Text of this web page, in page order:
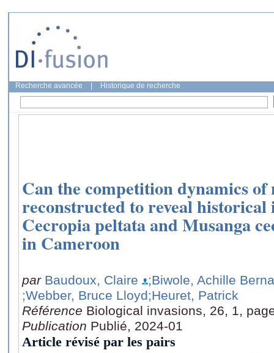
Recherche avancée Historique de recherche
Can the competition dynamics of
reconstructed to reveal historical
Cecropia peltata and Musanga
in Cameroon
par Baudoux, Claire
;Biwole, Achille
;Webber, Bruce Lloyd;Heuret, Patrick
Référence Biological invasions, 26, 1,
Publication Publié, 2024-01
Article révisé par les pairs